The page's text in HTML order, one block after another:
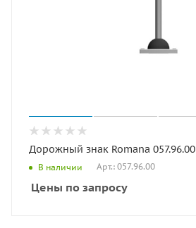
Дорожный знак Romana 057.96.00
В наличии Арт.: 057.96.00
Цены по запросу